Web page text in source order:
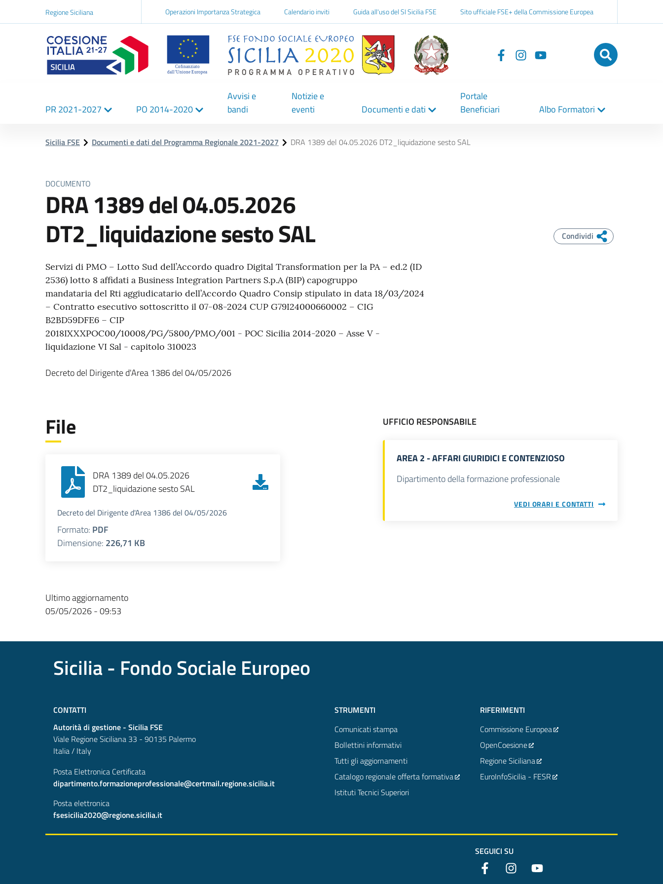
Regione Siciliana Navigazione
network
Operazioni Importanza Strategica Calendario inviti Guida all'uso del SI Sicilia FSE Sito ufficiale FSE+ della Commissione Europea
Logo Sicilia FSE
Seguici
Navigazione
principale
PR 2021-2027 PO 2014-2020
Avvisi e
bandi
Notizie e
eventi
Documenti e dati
Portale
Beneficiari
Albo Formatori
Sicilia FSE Documenti e dati del Programma Regionale 2021-2027 DRA 1389 del 04.05.2026 DT2_liquidazione sesto SAL
DOCUMENTO
DRA 1389 del 04.05.2026
DT2_liquidazione sesto SAL
Servizi di PMO – Lotto Sud dell’Accordo quadro Digital Transformation per la PA – ed.2 (ID
2536) lotto 8 affidati a Business Integration Partners S.p.A (BIP) capogruppo
mandataria del Rti aggiudicatario dell’Accordo Quadro Consip stipulato in data 18/03/2024
– Contratto esecutivo sottoscritto il 07-08-2024 CUP G79I24000660002 – CIG
B2BD59DFE6 – CIP
2018IXXXPOC00/10008/PG/5800/PMO/001 - POC Sicilia 2014-2020 – Asse V -
liquidazione VI Sal - capitolo 310023
Decreto del Dirigente d'Area 1386del04/05/2026
Condividi
File
DRA 1389 del 04.05.2026
DT2_liquidazione sesto SAL
Decreto del Dirigente d'Area 1386 del 04/05/2026
Formato: PDF
Dimensione: 226,71 KB
UFFICIO RESPONSABILE
AREA 2 - AFFARI GIURIDICI E CONTENZIOSO
Dipartimento della formazione professionale
VEDI ORARI E CONTATTI
Ultimo aggiornamento
05/05/2026 - 09:53
Sicilia - Fondo Sociale Europeo
CONTATTI
Autorità di gestione - Sicilia FSE
Viale Regione Siciliana 33 - 90135 Palermo
Italia / Italy
Posta Elettronica Certificata
dipartimento.formazioneprofessionale@certmail.regione.sicilia.it
Posta elettronica
fsesicilia2020@regione.sicilia.it
STRUMENTI
Comunicati stampa
Bollettini informativi
Tutti gli aggiornamenti
Catalogo regionale offerta formativa
Istituti Tecnici Superiori
RIFERIMENTI
Commissione Europea
OpenCoesione
Regione Siciliana
EuroInfoSicilia - FESR
SEGUICI SU